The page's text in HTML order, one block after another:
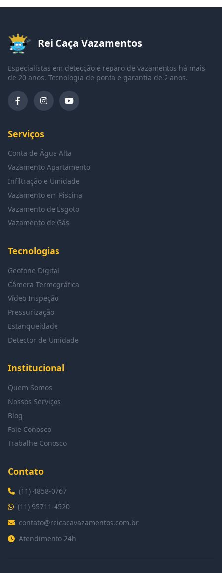
Rei Caça Vazamentos
Especialistas em detecção e reparo de vazamentos há mais
de 20 anos. Tecnologia de ponta e garantia de 2 anos.
Serviços
Conta de Água Alta
Vazamento Apartamento
Infiltração e Umidade
Vazamento em Piscina
Vazamento de Esgoto
Vazamento de Gás
Tecnologias
Geofone Digital
Câmera Termográfica
Vídeo Inspeção
Pressurização
Estanqueidade
Detector de Umidade
Institucional
Quem Somos
Nossos Serviços
Blog
Fale Conosco
Trabalhe Conosco
Contato
(11) 4858-0767
(11) 95711-4520
contato@reicacavazamentos.com.br
Atendimento 24h